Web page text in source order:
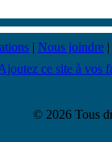
| Nous joindre |
ce site à vos
© 2026 Tous